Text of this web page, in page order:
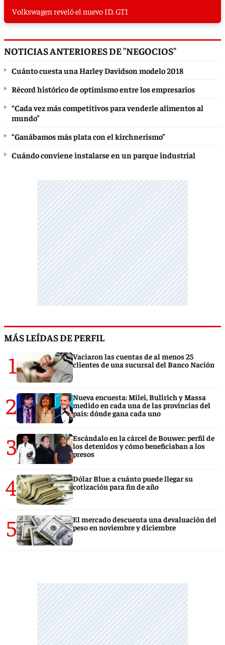
Volkswagen reveló el nuevo ID. GTI
NOTICIAS ANTERIORES DE "NEGOCIOS"
Cuánto cuesta una Harley Davidson modelo 2018
Récord histórico de optimismo entre los empresarios
“Cada vez más competitivos para venderle alimentos al
mundo”
“Ganábamos más plata con el kirchnerismo”
Cuándo conviene instalarse en un parque industrial
MÁS LEÍDAS DE PERFIL
1
Vaciaron las cuentas de al menos 25
clientes de una sucursal del Banco Nación
2
Nueva encuesta: Milei, Bullrich y Massa
medido en cada una de las provincias del
país: dónde gana cada uno
3
Escándalo en la cárcel de Bouwer: perfil de
los detenidos y cómo beneficiaban a los
presos
4
Dólar Blue: a cuánto puede llegar su
cotización para fin de año
5
El mercado descuenta una devaluación del
peso en noviembre y diciembre